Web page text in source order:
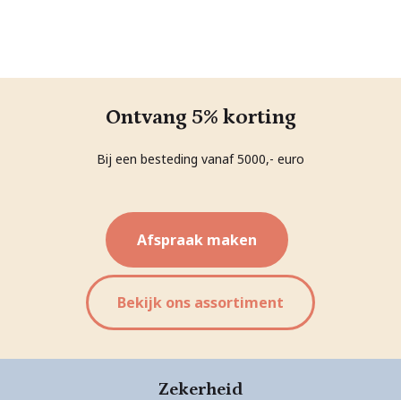
Ontvang 5% korting
Bij een besteding vanaf 5000,- euro
Afspraak maken
Bekijk ons assortiment
Zekerheid